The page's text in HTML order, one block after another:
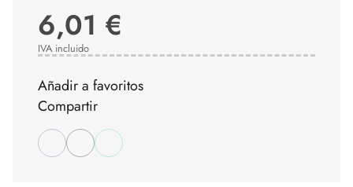
6,01 €
IVA incluido
Añadir a favoritos
Compartir